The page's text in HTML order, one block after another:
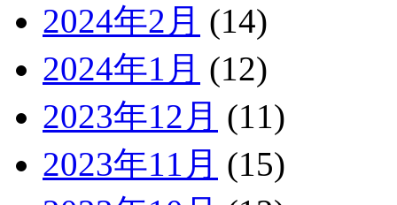
2024年2月 (14)
2024年1月 (12)
2023年12月 (11)
2023年11月 (15)